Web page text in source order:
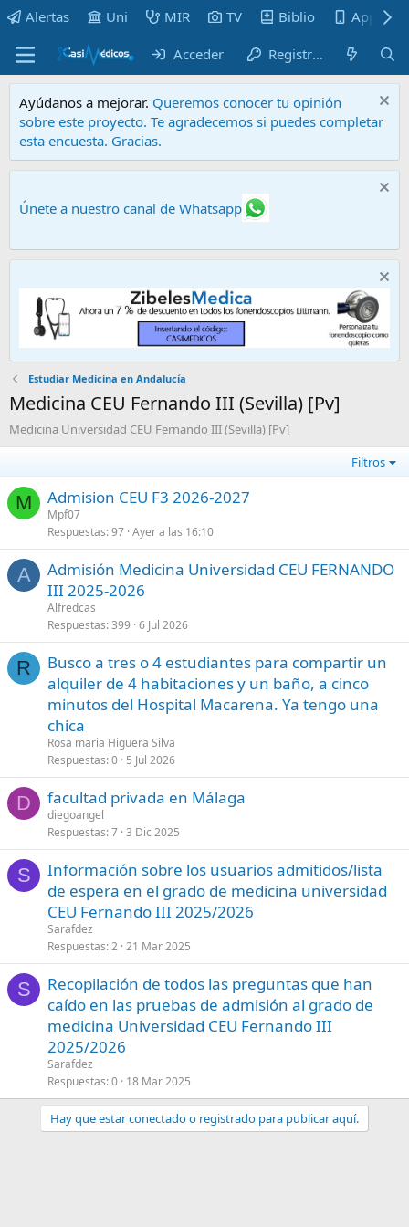
Alertas Uni MIR TV Biblio Apps
Acceder Registrarse
Ayúdanos a mejorar. Queremos conocer tu opinión
sobre este proyecto. Te agradecemos si puedes completar
esta encuesta. Gracias.
Únete a nuestro canal de Whatsapp
Estudiar Medicina en Andalucía
Medicina CEU Fernando III (Sevilla) [Pv]
Medicina Universidad CEU Fernando III (Sevilla) [Pv]
Filtros
M Admision CEU F3 2026-2027
Mpf07
Respuestas 97 Ayer a las 16:10
A
Admisión Medicina Universidad CEU FERNANDO
III 2025-2026
Alfredcas
Respuestas 399 6 Jul 2026
R
Busco a tres o 4 estudiantes para compartir un
alquiler de 4 habitaciones y un baño, a cinco
minutos del Hospital Macarena. Ya tengo una
chica
Rosa maria Higuera Silva
Respuestas 0 5 Jul 2026
D facultad privada en Málaga
diegoangel
Respuestas 7 3 Dic 2025
S
Información sobre los usuarios admitidos/lista
de espera en el grado de medicina universidad
CEU Fernando III 2025/2026
Sarafdez
Respuestas 2 21 Mar 2025
S
Recopilación de todos las preguntas que han
caído en las pruebas de admisión al grado de
medicina Universidad CEU Fernando III
2025/2026
Sarafdez
Respuestas 0 18 Mar 2025
Hay que estar conectado o registrado para publicar aquí.